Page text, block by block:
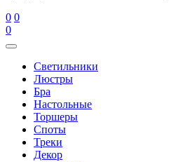
0 0
0
Cветильники
Люстры
Бра
Настольные
Торшеры
Споты
Треки
Декор